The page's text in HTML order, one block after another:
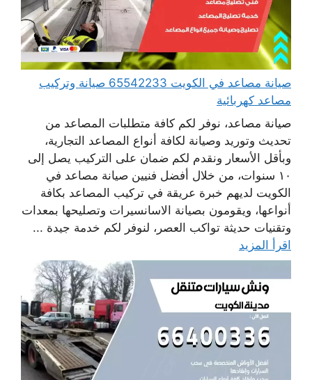
صيانة مصاعد في الكويت 65542233 صيانة وتركيب
مصاعد كهربائية
صيانة مصاعد، نوفر لكم كافة متطلبات المصاعد من
تحديث وتوريد وصيانة لكافة أنواع المصاعد التجارية،
وبأقل الأسعار ونقدم لكم ضمان على التركيب يصل إلى
١٠ سنوات، من خلال أفضل فنيين صيانة مصاعد في
الكويت لديهم خبرة عريقة في تركيب المصاعد بكافة
أنواعها، ويقومون بصيانة الاسانسيرات وتصليحها بمعدات
وتقنيات حديثة تواكب العصر، لنوفر لكم خدمة جيدة ...
اقرأ المزيد